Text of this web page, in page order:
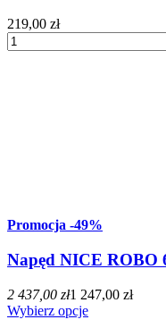
219,00 zł
Promocja -49%
Napęd NICE ROBO
2 437,00 zł1 247,00 zł
Wybierz opcje